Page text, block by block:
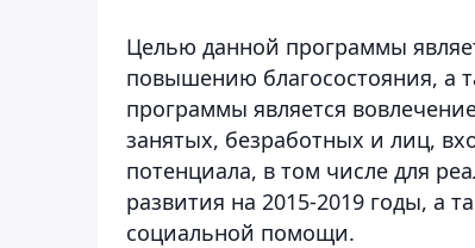
Целью данной программы
повышению благосостояния, а
программы является
занятых, безработных и лиц,
потенциала, в том числе для
развития на 2015-2019 годы, а
социальной помощи.